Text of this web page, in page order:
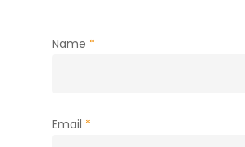
Name *
Email *